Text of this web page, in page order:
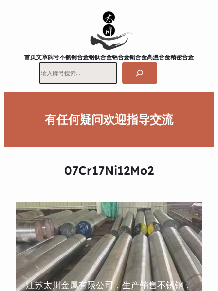
首页文章牌号不锈钢合金钢钛合金铝合金铜合金高温合金精密合金
有任何疑问欢迎指导交流
07Cr17Ni12Mo2
江苏太川金属有限公司，生产销售不锈钢，